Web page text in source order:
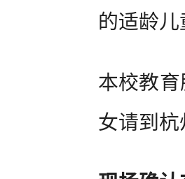
的适龄儿
本校教
女请到